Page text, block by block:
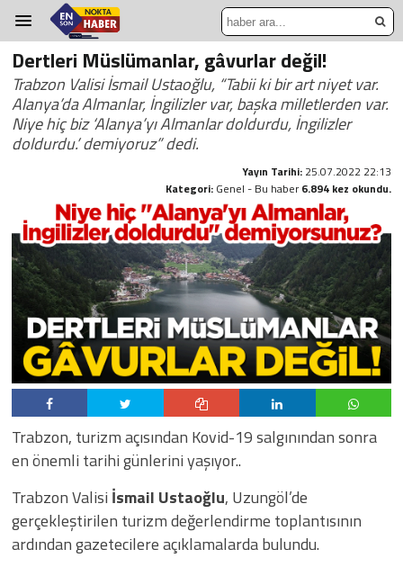
Dertleri Müslümanlar, gâvurlar değil!
Trabzon Valisi İsmail Ustaoğlu, “Tabii ki bir art niyet var.
Alanya’da Almanlar, İngilizler var, başka milletlerden var.
Niye hiç biz ‘Alanya’yı Almanlar doldurdu, İngilizler
doldurdu.’ demiyoruz” dedi.
Yayın Tarihi: 25.07.2022 22:13
Kategori: Genel - Bu haber6.894 kez okundu.
Trabzon, turizm açısından Kovid-19 salgınından sonra
en önemli tarihi günlerini yaşıyor..
Trabzon Valisi İsmail Ustaoğlu, Uzungöl’de
gerçekleştirilen turizm değerlendirme toplantısının
ardından gazetecilere açıklamalarda bulundu.